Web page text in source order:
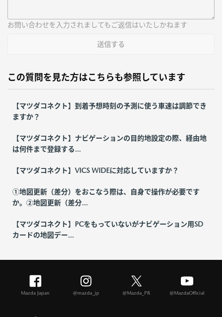
お問い合わせを入力されましてもご返信はいたしかねます
送信する
この質問を見た方はこちらも参照しています
【マツダコネクト】到着予想時刻の予測に使う車速は調節でき
ますか？
【マツダコネクト】ナビゲーションの目的地設定の際、経由地
は何件まで登録する...
【マツダコネクト】VICS WIDEに対応していますか？
①地図更新（差分）をおこなう際は、自身で操作が必要です
か。②地図更新（差分...
【マツダコネクト】PCをもっていないがナビゲーション用SD
カードの地図デー...
Mazda Japan @mazda_jp @Mazda_PR @MazdaOfficial